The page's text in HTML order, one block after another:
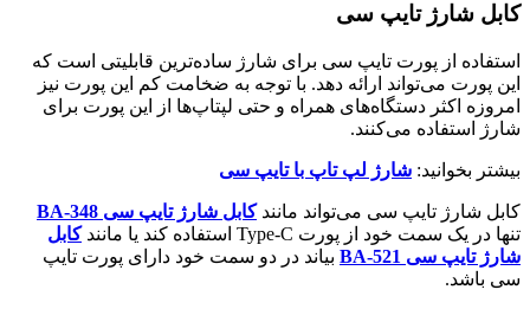
کابل شارژ تایپ سی
استفاده از پورت تایپ سی برای شارژ ساده‌ترین قابلیتی است که
این پورت می‌تواند ارائه دهد. با توجه به ضخامت کم این پورت نیز
امروزه اکثر دستگاه‌های همراه و حتی لپتاپ‌ها از این پورت برای
شارژ استفاده می‌کنند.
بیشتر بخوانید: شارژ لپ تاپ با تایپ سی
کابل شارژ تایپ سی می‌تواند مانندکابل شارژ تایپ سی BA-348
تنها در یک سمت خود از پورت Type-C استفاده کند یا مانند
کابل
شارژ تایپ سی BA-521
بیاند در دو سمت خود دارای پورت تایپ
سی باشد.